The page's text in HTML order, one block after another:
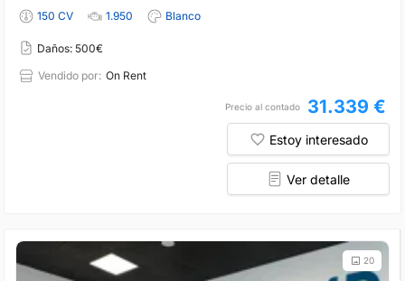
150 CV
1.950 Blanco
Daños: 500€
Vendido por: On Rent
Precio al contado 31.339 €
Estoy interesado
Ver detalle
20